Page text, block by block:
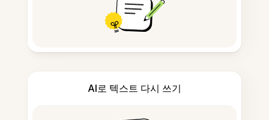
AI로 텍스트 다시 쓰기